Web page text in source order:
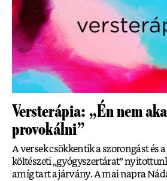
Versterápia: „Én nem
provokálni”
A versek csökkentik a szorongást és
költészeti „gyógyszertárat”
amíg tart a járvány. A mai napra